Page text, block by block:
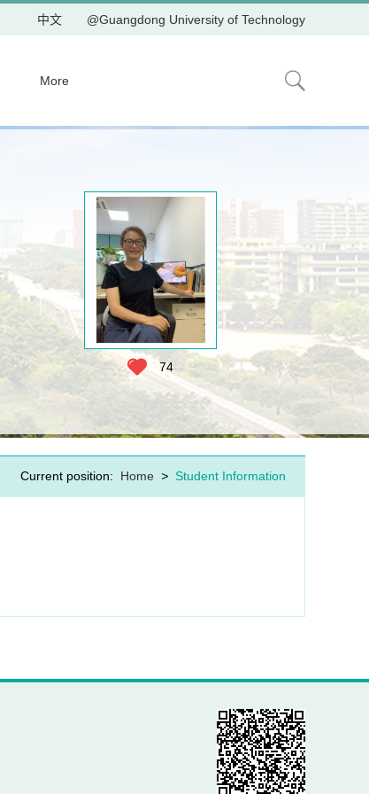
中文 @Guangdong University of Technology
More
74
Current position: Home > Student Information